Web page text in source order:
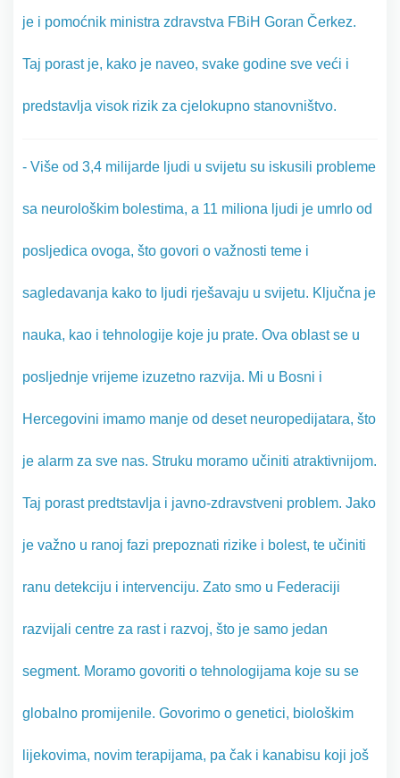
je i pomoćnik ministra zdravstva FBiH Goran Čerkez.
Taj porast je, kako je naveo, svake godine sve veći i
predstavlja visok rizik za cjelokupno stanovništvo.
- Više od 3,4 milijarde ljudi u svijetu su iskusili probleme
sa neurološkim bolestima, a 11 miliona ljudi je umrlo od
posljedica ovoga, što govori o važnosti teme i
sagledavanja kako to ljudi rješavaju u svijetu. Ključna je
nauka, kao i tehnologije koje ju prate. Ova oblast se u
posljednje vrijeme izuzetno razvija. Mi u Bosni i
Hercegovini imamo manje od deset neuropedijatara, što
je alarm za sve nas. Struku moramo učiniti atraktivnijom.
Taj porast predtstavlja i javno-zdravstveni problem. Jako
je važno u ranoj fazi prepoznati rizike i bolest, te učiniti
ranu detekciju i intervenciju. Zato smo u Federaciji
razvijali centre za rast i razvoj, što je samo jedan
segment. Moramo govoriti o tehnologijama koje su se
globalno promijenile. Govorimo o genetici, biološkim
lijekovima, novim terapijama, pa čak i kanabisu koji još